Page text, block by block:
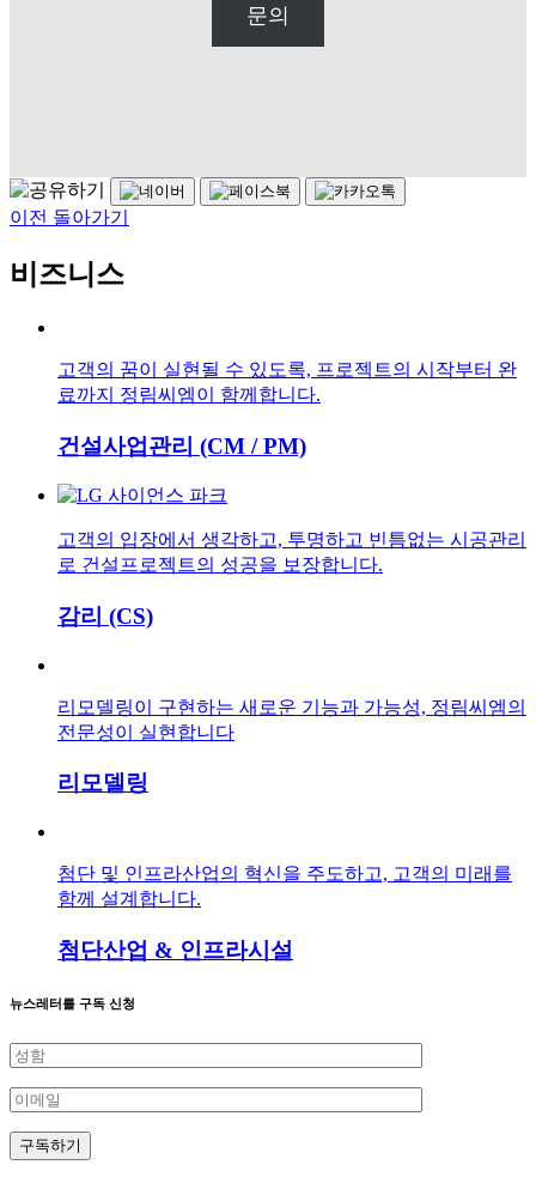
문의
이전 돌아가기
비즈니스
고객의 꿈이 실현될 수 있도록, 프로젝트의 시작부터 완
료까지 정림씨엠이 함께합니다.
건설사업관리 (CM / PM)
고객의 입장에서 생각하고, 투명하고 빈틈없는 시공관리
로 건설프로젝트의 성공을 보장합니다.
감리 (CS)
리모델링이 구현하는 새로운 기능과 가능성, 정림씨엠의
전문성이 실현합니다
리모델링
첨단 및 인프라산업의 혁신을 주도하고, 고객의 미래를
함께 설계합니다.
첨단산업 & 인프라시설
뉴스레터를 구독 신청